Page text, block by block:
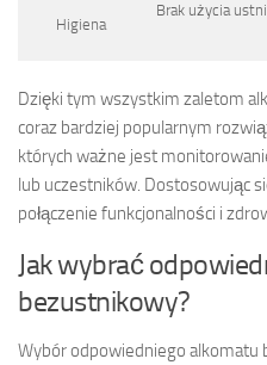
Higiena
Brak użycia
Dzięki tym wszystkim zaletom
coraz bardziej popularnym
których ważne jest
lub uczestników. Dostosowując
połączenie funkcjonalności i
Jak wybrać
bezustnikowy?
Wybór odpowiedniego